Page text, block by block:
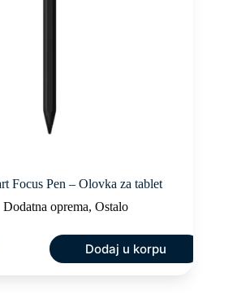
Focus Pen – Olovka za tablet
Dodatna oprema,Ostalo
Dodaj u korpu